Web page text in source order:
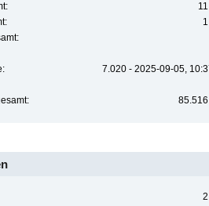
7.020 - 2025-09-05,